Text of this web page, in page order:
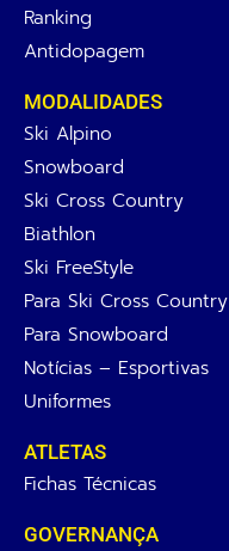
Ranking
Antidopagem
MODALIDADES
Ski Alpino
Snowboard
Ski Cross Country
Biathlon
Ski FreeStyle
Para Ski Cross Country
Para Snowboard
Notícias – Esportivas
Uniformes
ATLETAS
Fichas Técnicas
GOVERNANÇA